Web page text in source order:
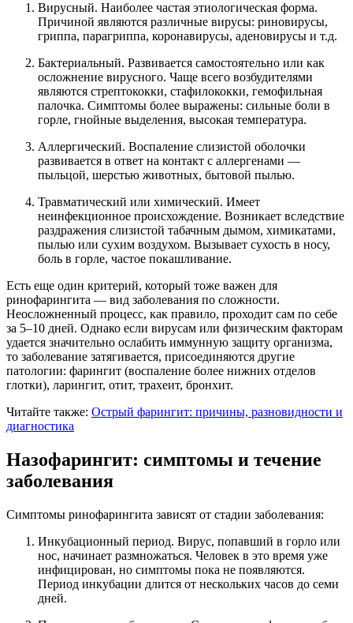
Вирусный. Наиболее частая этиологическая форма.
Причиной являются различные вирусы: риновирусы,
гриппа, парагриппа, коронавирусы, аденовирусы и т.д.
Бактериальный. Развивается самостоятельно или как
осложнение вирусного. Чаще всего возбудителями
являются стрептококки, стафилококки, гемофильная
палочка. Симптомы более выражены: сильные боли в
горле, гнойные выделения, высокая температура.
Аллергический. Воспаление слизистой оболочки
развивается в ответ на контакт с аллергенами —
пыльцой, шерстью животных, бытовой пылью.
Травматический или химический. Имеет
неинфекционное происхождение. Возникает вследствие
раздражения слизистой табачным дымом, химикатами,
пылью или сухим воздухом. Вызывает сухость в носу,
боль в горле, частое покашливание.
Есть еще один критерий, который тоже важен для
ринофарингита — вид заболевания по сложности.
Неосложненный процесс, как правило, проходит сам по себе
за 5–10 дней. Однако если вирусам или физическим факторам
удается значительно ослабить иммунную защиту организма,
то заболевание затягивается, присоединяются другие
патологии: фарингит (воспаление более нижних отделов
глотки), ларингит, отит, трахеит, бронхит.
Читайте также: Острый фарингит: причины, разновидности и
диагностика
Назофарингит: симптомы и течение
заболевания
Симптомы ринофарингита зависят от стадии заболевания:
Инкубационный период. Вирус, попавший в горло или
нос, начинает размножаться. Человек в это время уже
инфицирован, но симптомы пока не появляются.
Период инкубации длится от нескольких часов до семи
дней.